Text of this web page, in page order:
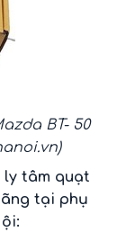
BT- 50
)
ly tâm quạt
tại phụ